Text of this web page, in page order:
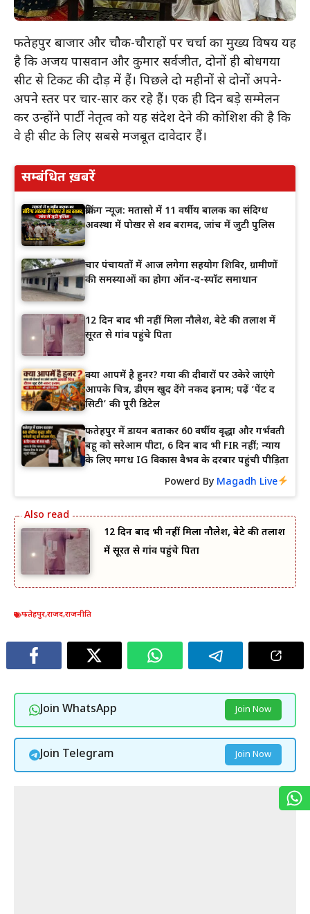
फतेहपुर बाजार और चौक-चौराहों पर चर्चा का मुख्य विषय यह
है कि अजय पासवान और कुमार सर्वजीत, दोनों ही बोधगया
सीट से टिकट की दौड़ में हैं। पिछले दो महीनों से दोनों अपने-
अपने स्तर पर प्रचार-प्रसार कर रहे हैं। एक ही दिन बड़े सम्मेलन
कर उन्होंने पार्टी नेतृत्व को यह संदेश देने की कोशिश की है कि
वे ही सीट के लिए सबसे मजबूत दावेदार हैं।
सम्बंधित ख़बरें
ब्रेकिंग न्यूज़: मतासो में 11 वर्षीय बालक का संदिग्ध
अवस्था में पोखर से शव बरामद, जांच में जुटी पुलिस
चार पंचायतों में आज लगेगा सहयोग शिविर, ग्रामीणों
की समस्याओं का होगा ऑन-द-स्पॉट समाधान
12 दिन बाद भी नहीं मिला नौलेश, बेटे की तलाश में
सूरत से गांव पहुंचे पिता
क्या आपमें है हुनर? गया की दीवारों पर उकेरे जाएंगे
आपके चित्र, डीएम खुद देंगे नकद इनाम; पढ़ें ‘पेंट द
सिटी’ की पूरी डिटेल
फतेहपुर में डायन बताकर 60 वर्षीय वृद्धा और गर्भवती
बहू को सरेआम पीटा, 6 दिन बाद भी FIR नहीं; न्याय
के लिए मगध IG विकास वैभव के दरबार पहुंची पीड़िता
Powerd By Magadh Live
12 दिन बाद भी नहीं मिला नौलेश, बेटे की तलाश
में सूरत से गांव पहुंचे पिता
फतेहपुर,राजद,राजनीति
Join WhatsApp Join Now
Join Telegram Join Now